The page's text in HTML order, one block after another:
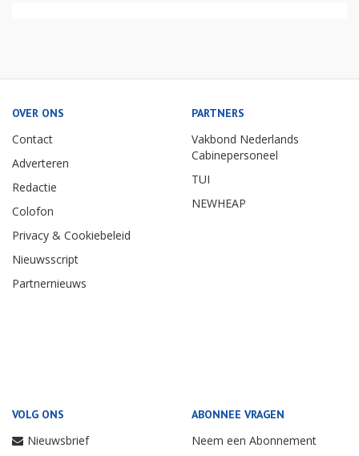
OVER ONS
Contact
Adverteren
Redactie
Colofon
Privacy & Cookiebeleid
Nieuwsscript
Partnernieuws
PARTNERS
Vakbond Nederlands
Cabinepersoneel
TUI
NEWHEAP
VOLG ONS
Nieuwsbrief
ABONNEE VRAGEN
Neem een Abonnement